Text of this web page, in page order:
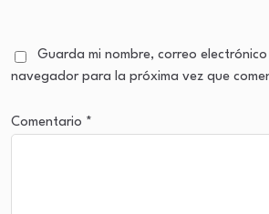
Guarda mi nombre, correo
navegador para la próxima vez que
Comentario *